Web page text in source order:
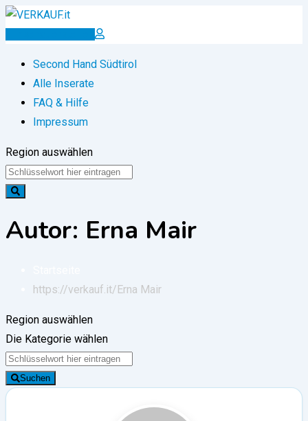
Zum
Inserat erstellen
Second Hand Südtirol
Alle Inserate
FAQ & Hilfe
Impressum
Region auswählen
Autor: Erna Mair
https://verkauf.it/ Erna Mair
Region auswählen
Die Kategorie wählen
Suchen